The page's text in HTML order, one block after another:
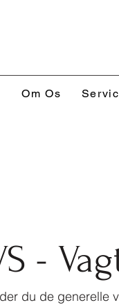
Om Os
-
du de generelle